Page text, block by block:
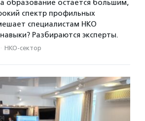
образование остается большим,
спектр профильных
специалистам НКО
Разбираются эксперты.
· НКО-сектор